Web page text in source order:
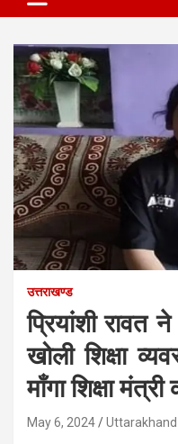
उत्तराखण्ड
प्रियांशी रावत
खोली शिक्षा
माँगा शिक्षा
May 6, 2024